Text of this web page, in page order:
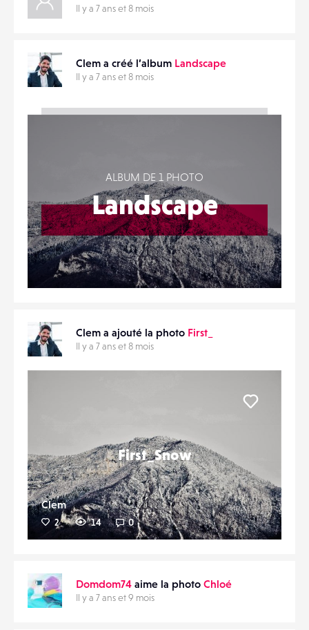
Il y a 7 ans et 8 mois
Clem a créé l’album Landscape
Il y a 7 ans et 8 mois
ALBUM DE 1 PHOTO
Landscape
Clem a ajouté la photo First_
Il y a 7 ans et 8 mois
First_Snow
Clem
2 14 0
Domdom74 aime la photo Chloé
Il y a 7 ans et 9 mois